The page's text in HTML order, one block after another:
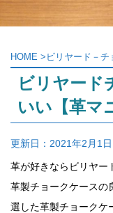
HOME > ビリヤード－チ
ビリヤード
いい【革マ
更新日： 2021年2月1日
革が好きならビリヤー
革製チョークケースの
選した革製チョークケ